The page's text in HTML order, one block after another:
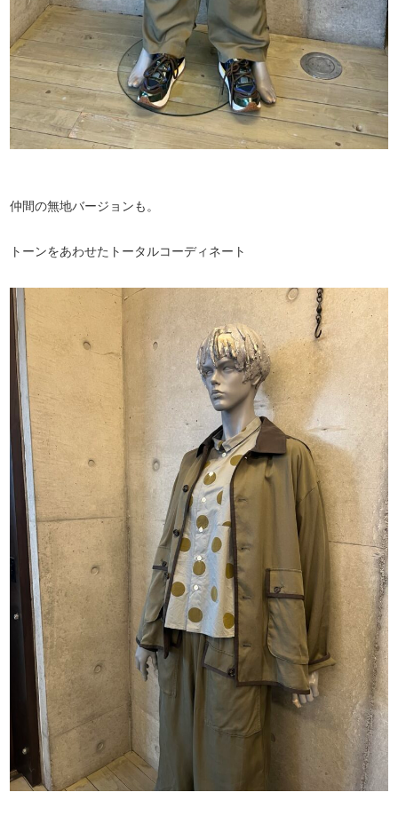
仲間の無地バージョンも。
トーンをあわせたトータルコーディネート